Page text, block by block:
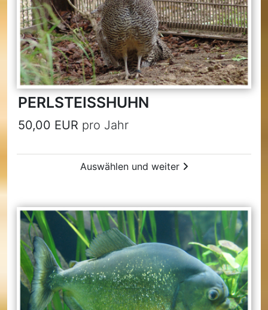
PERLSTEISSHUHN
50,00 EUR pro Jahr
Auswählen und weiter